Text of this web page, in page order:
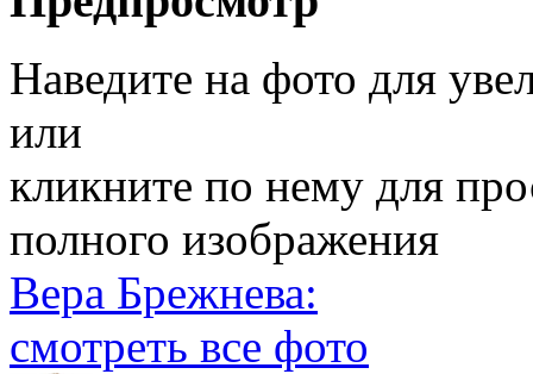
Наведите на фото для
или
кликните по нему для
полного изображения
Вера Брежнева:
смотреть все фото